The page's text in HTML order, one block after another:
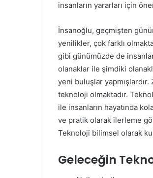
insanların yararları için
İnsanoğlu, geçmişten
yenilikler, çok farklı
gibi günümüzde de
olanaklar ile şimdiki
yeni buluşlar
teknoloji olmaktadır.
ile insanların hayatında
ve pratik olarak ilerleme
Teknoloji bilimsel olarak
Geleceğin